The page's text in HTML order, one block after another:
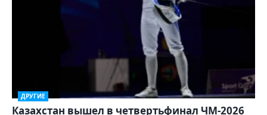
ДРУГИЕ
Казахстан вышел в четвертьфинал ЧМ-2026